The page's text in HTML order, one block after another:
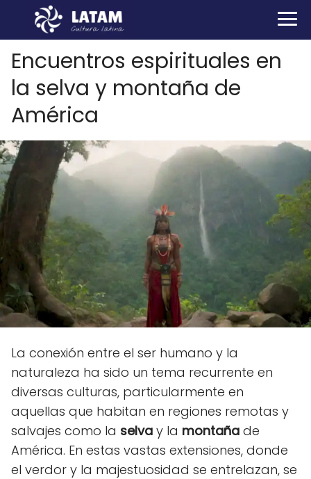
Encuentros espirituales en
la selva y montaña de
América
La conexión entre el ser humano y la
naturaleza ha sido un tema recurrente en
diversas culturas, particularmente en
aquellas que habitan en regiones remotas y
salvajes como la selva y la montaña de
América. En estas vastas extensiones, donde
el verdor y la majestuosidad se entrelazan, se